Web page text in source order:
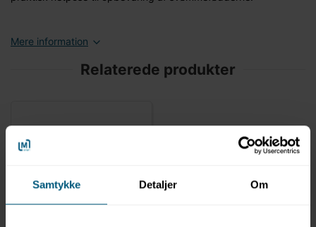
Samtykke Detaljer Om
Mere information
Relaterede produkter